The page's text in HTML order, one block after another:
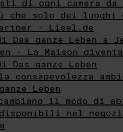
di ogni camera
che solo dei
- Lisel.de
ganze Leben a
- La Maison
ganze Leben
Leben
il modo di
nel negozio